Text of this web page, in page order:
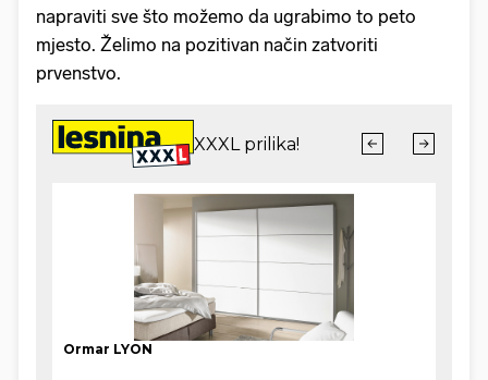
napraviti sve što možemo da ugrabimo to peto
mjesto. Želimo na pozitivan način zatvoriti
prvenstvo.